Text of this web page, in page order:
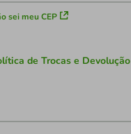
sei meu CEP
de Trocas e Devolução